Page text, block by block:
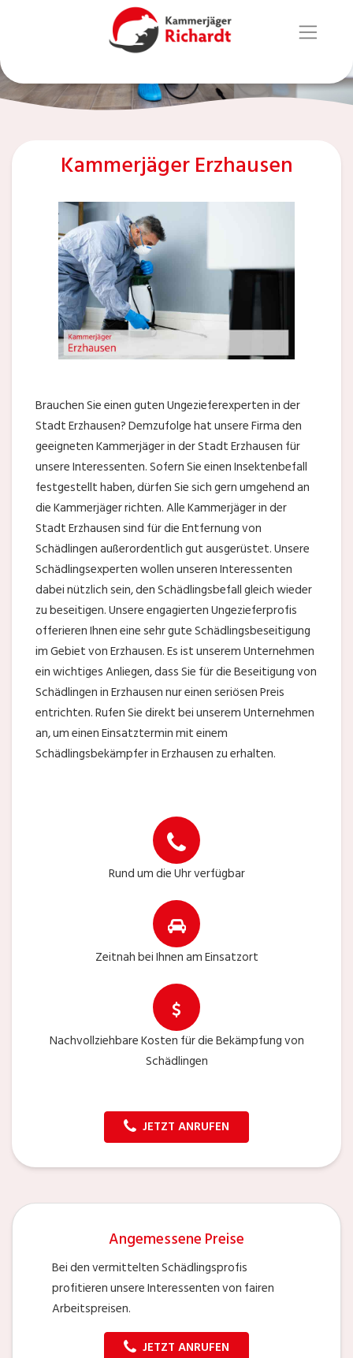
Kammerjäger Erzhausen
Brauchen Sie einen guten Ungezieferexperten in der
Stadt Erzhausen? Demzufolge hat unsere Firma den
geeigneten Kammerjäger in der Stadt Erzhausen für
unsere Interessenten. Sofern Sie einen Insektenbefall
festgestellt haben, dürfen Sie sich gern umgehend an
die Kammerjäger richten. Alle Kammerjäger in der
Stadt Erzhausen sind für die Entfernung von
Schädlingen außerordentlich gut ausgerüstet. Unsere
Schädlingsexperten wollen unseren Interessenten
dabei nützlich sein, den Schädlingsbefall gleich wieder
zu beseitigen. Unsere engagierten Ungezieferprofis
offerieren Ihnen eine sehr gute Schädlingsbeseitigung
im Gebiet von Erzhausen. Es ist unserem Unternehmen
ein wichtiges Anliegen, dass Sie für die Beseitigung von
Schädlingen in Erzhausen nur einen seriösen Preis
entrichten. Rufen Sie direkt bei unserem Unternehmen
an, um einen Einsatztermin mit einem
Schädlingsbekämpfer in Erzhausen zu erhalten.
Rund um die Uhr verfügbar
Zeitnah bei Ihnen am Einsatzort
Nachvollziehbare Kosten für die Bekämpfung von
Schädlingen
JETZT ANRUFEN
Angemessene Preise
Bei den vermittelten Schädlingsprofis
profitieren unsere Interessenten von fairen
Arbeitspreisen.
JETZT ANRUFEN